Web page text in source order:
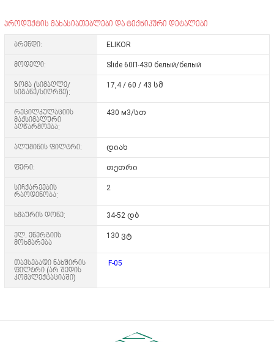
პროდუქტის მახასიათებლები და ტექნიკური დეტალები
ბრენდი: ELIKOR
მოდელი: Slide 60П-430 белый/белый
ზომა (სიმაღლე/
სიგანე/სიღრმე):
17,4 / 60 / 43 სმ
რეცილკულაციის
მაქსიმალური
აღწარმოება:
430 м3/სთ
ალუმინის ფილტრი: დიახ
ფერი: თეთრი
სიჩქარეების
რაოდენობა:
2
ხმაურის დონე: 34-52 დბ
ელ. ენერგიის
მოხმარება
130 ვტ
თავსებადი ნახშირის
ფილტრი (არ შედის
კომპლექტაციაში)
F-05